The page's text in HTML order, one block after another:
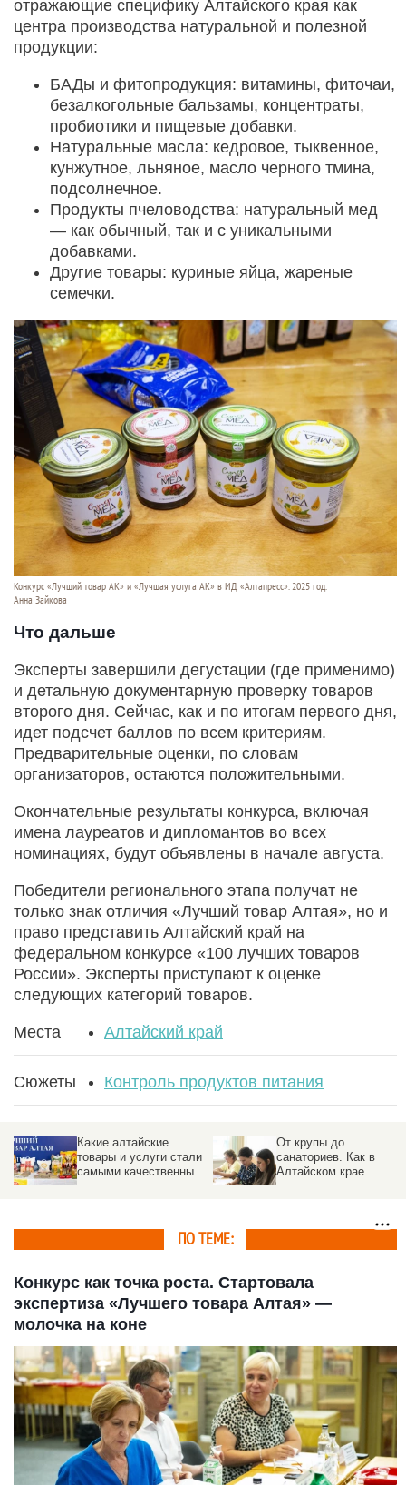
отражающие специфику Алтайского края как
центра производства натуральной и полезной
продукции:
БАДы и фитопродукция: витамины, фиточаи,
безалкогольные бальзамы, концентраты,
пробиотики и пищевые добавки.
Натуральные масла: кедровое, тыквенное,
кунжутное, льняное, масло черного тмина,
подсолнечное.
Продукты пчеловодства: натуральный мед
— как обычный, так и с уникальными
добавками.
Другие товары: куриные яйца, жареные
семечки.
Конкурс «Лучший товар АК» и «Лучшая услуга АК» в ИД «Алтапресс». 2025 год.
Анна Зайкова
Что дальше
Эксперты завершили дегустации (где применимо)
и детальную документарную проверку товаров
второго дня. Сейчас, как и по итогам первого дня,
идет подсчет баллов по всем критериям.
Предварительные оценки, по словам
организаторов, остаются положительными.
Окончательные результаты конкурса, включая
имена лауреатов и дипломантов во всех
номинациях, будут объявлены в начале августа.
Победители регионального этапа получат не
только знак отличия «Лучший товар Алтая», но и
право представить Алтайский край на
федеральном конкурсе «100 лучших товаров
России». Эксперты приступают к оценке
следующих категорий товаров.
Места Алтайский край
Сюжеты Контроль продуктов питания
Какие алтайские
товары и услуги стали
самыми качественными
От крупы до
санаториев. Как в
Алтайском крае
ПО ТЕМЕ:
Конкурс как точка роста. Стартовала
экспертиза «Лучшего товара Алтая» —
молочка на коне